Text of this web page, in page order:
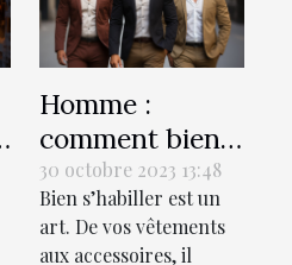
Homme :
comment bien
s’habiller ?
30 octobre 2023 13:48
Bien s’habiller est un
art. De vos vêtements
aux accessoires, il